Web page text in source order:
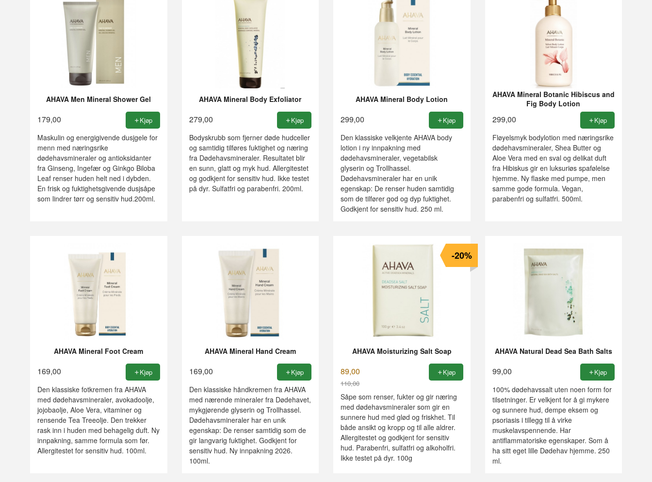
AHAVA Men Mineral Shower Gel
179,00 Kjøp
Maskulin og energigivende dusjgele for
menn med næringsrike
dødehavsmineraler og antioksidanter
fra Ginseng, Ingefær og Ginkgo Biloba
Leaf renser huden helt ned i dybden.
En frisk og fuktighetsgivende dusjsåpe
som lindrer tørr og sensitiv hud.200ml.
AHAVA Mineral Body Exfoliator
279,00 Kjøp
Bodyskrubb som fjerner døde hudceller
og samtidig tilføres fuktighet og næring
fra Dødehavsmineraler. Resultatet blir
en sunn, glatt og myk hud. Allergitestet
og godkjent for sensitiv hud. Ikke testet
på dyr. Sulfatfri og parabenfri. 200ml.
AHAVA Mineral Body Lotion
299,00 Kjøp
Den klassiske velkjente AHAVA body
lotion i ny innpakning med
dødehavsmineraler, vegetabilsk
glyserin og Trollhassel.
Dødehavsmineraler har en unik
egenskap: De renser huden samtidig
som de tilfører god og dyp fuktighet.
Godkjent for sensitiv hud. 250 ml.
AHAVA Mineral Botanic Hibiscus and
Fig Body Lotion
299,00 Kjøp
Fløyelsmyk bodylotion med næringsrike
dødehavsmineraler, Shea Butter og
Aloe Vera med en sval og delikat duft
fra Hibiskus gir en luksuriøs spafølelse
hjemme. Ny flaske med pumpe, men
samme gode formula. Vegan,
parabenfri og sulfatfri. 500ml.
AHAVA Mineral Foot Cream
169,00 Kjøp
Den klassiske fotkremen fra AHAVA
med dødehavsmineraler, avokadoolje,
jojobaolje, Aloe Vera, vitaminer og
rensende Tea Treeolje. Den trekker
rask inn i huden med behagelig duft. Ny
innpakning, samme formula som før.
Allergitestet for sensitiv hud. 100ml.
AHAVA Mineral Hand Cream
169,00 Kjøp
Den klassiske håndkremen fra AHAVA
med nærende mineraler fra Dødehavet,
mykgjørende glyserin og Trollhassel.
Dødehavsmineraler har en unik
egenskap: De renser samtidig som de
gir langvarig fuktighet. Godkjent for
sensitiv hud. Ny innpakning 2026.
100ml.
AHAVA Moisturizing Salt Soap
89,00
110,00
Rabatt
-20%
Kjøp
Såpe som renser, fukter og gir næring
med dødehavsmineraler som gir en
sunnere hud med glød og friskhet. Til
både ansikt og kropp og til alle aldrer.
Allergitestet og godkjent for sensitiv
hud. Parabenfri, sulfatfri og alkoholfri.
Ikke testet på dyr. 100g
AHAVA Natural Dead Sea Bath Salts
99,00 Kjøp
100% dødehavssalt uten noen form for
tilsetninger. Er velkjent for å gi mykere
og sunnere hud, dempe eksem og
psoriasis i tillegg til å virke
muskelavspennende. Har
antiflammatoriske egenskaper. Som å
ha sitt eget lille Dødehav hjemme. 250
ml.